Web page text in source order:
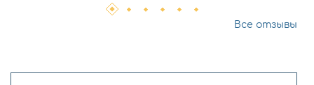
Все отзывы